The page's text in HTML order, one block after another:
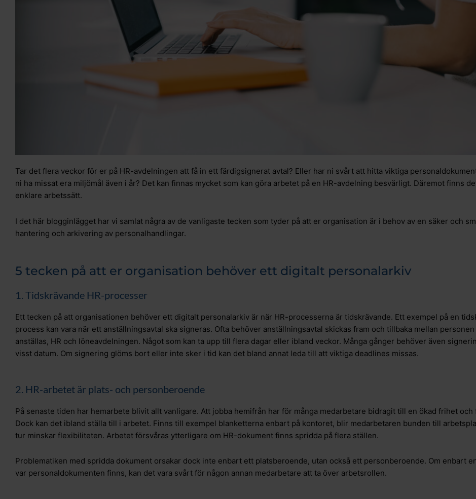
Tar det flera veckor för er på HR-avdelningen att få in ett färdigsignerat avtal? Eller har ni svårt att hitta viktiga
ni ha missat era miljömål även i år? Det kan finnas mycket som kan göra arbetet på en HR-avdelning besvärligt. Däremot finns
enklare arbetssätt.
I det här blogginlägget har vi samlat några av de vanligaste tecken som tyder på att er organisation är i behov av en säker och
hantering och arkivering av personalhandlingar.
5 tecken på att er organisation behöver ett digitalt personalarkiv
1. Tidskrävande HR-processer
Ett tecken på att organisationen behöver ett digitalt personalarkiv är när HR-processerna är tidskrävande. Ett exempel på en
process kan vara när ett anställningsavtal ska signeras. Ofta behöver anställningsavtal skickas fram och tillbaka mellan personen
anställas, HR och löneavdelningen. Något som kan ta upp till flera dagar eller ibland veckor. Många gånger behöver även
visst datum. Om signering glöms bort eller inte sker i tid kan det bland annat leda till att viktiga deadlines missas.
2. HR-arbetet är plats- och personberoende
På senaste tiden har hemarbete blivit allt vanligare. Att jobba hemifrån har för många medarbetare bidragit till en ökad frihet
Dock kan det ibland ställa till i arbetet. Finns till exempel blanketterna enbart på kontoret, blir medarbetaren bunden till
tur minskar flexibiliteten. Arbetet försvåras ytterligare om HR-dokument finns spridda på flera ställen.
Problematiken med spridda dokument orsakar dock inte enbart ett platsberoende, utan också ett personberoende. Om enbart
var personaldokumenten finns, kan det vara svårt för någon annan medarbetare att ta över arbetsrollen.